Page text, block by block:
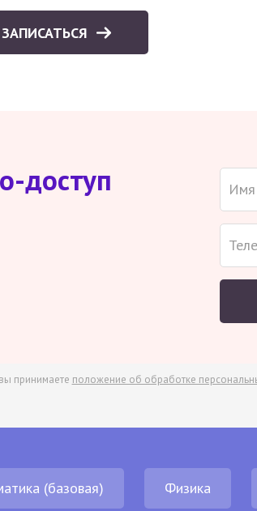
ЗАПИСАТЬСЯ
доступ
принимаете положение об обработке
(базовая) Физика